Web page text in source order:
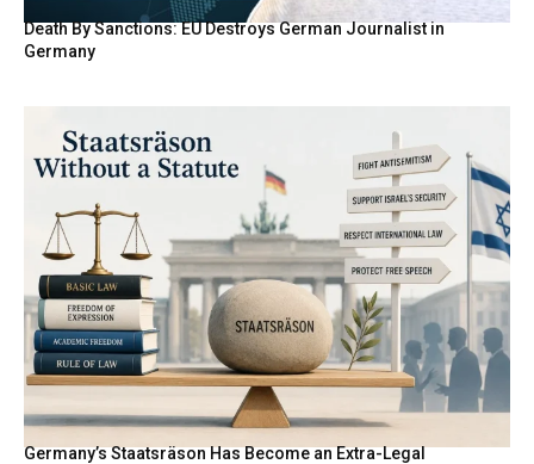
Death By Sanctions: EU Destroys German Journalist in
Germany
Germany’s Staatsräson Has Become an Extra-Legal